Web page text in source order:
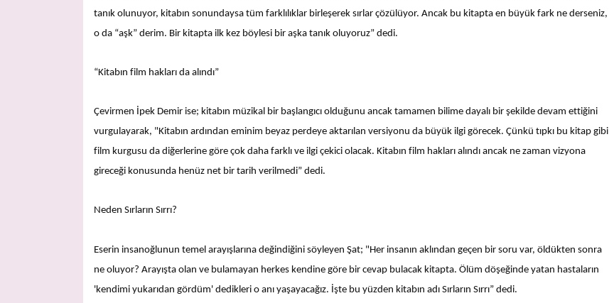
tanık olunuyor, kitabın sonundaysa tüm farklılıklar birleşerek sırlar çözülüyor. Ancak bu kitapta en büyük fark ne derseniz,
o da “aşk” derim. Bir kitapta ilk kez böylesi bir aşka tanık oluyoruz” dedi.
“Kitabın film hakları da alındı”
Çevirmen İpek Demir ise; kitabın müzikal bir başlangıcı olduğunu ancak tamamen bilime dayalı bir şekilde devam ettiğini
vurgulayarak, "Kitabın ardından eminim beyaz perdeye aktarılan versiyonu da büyük ilgi görecek. Çünkü tıpkı bu kitap gibi
film kurgusu da diğerlerine göre çok daha farklı ve ilgi çekici olacak. Kitabın film hakları alındı ancak ne zaman vizyona
gireceği konusunda henüz net bir tarih verilmedi” dedi.
Neden Sırların Sırrı?
Eserin insanoğlunun temel arayışlarına değindiğini söyleyen Şat; "Her insanın aklından geçen bir soru var, öldükten sonra
ne oluyor? Arayışta olan ve bulamayan herkes kendine göre bir cevap bulacak kitapta. Ölüm döşeğinde yatan hastaların
'kendimi yukarıdan gördüm' dedikleri o anı yaşayacağız. İşte bu yüzden kitabın adı Sırların Sırrı” dedi.